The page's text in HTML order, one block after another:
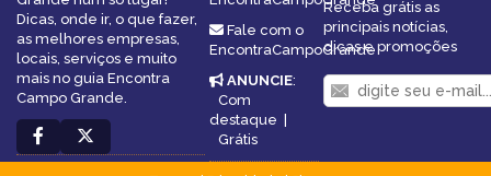
Dicas, onde ir, o que fazer,
as melhores empresas,
locais, serviços e muito
mais no guia Encontra
Campo Grande.
Fale com o
EncontraCampoGrande
ANUNCIE:
Com
destaque |
Grátis
Receba grátis as
principais notícias,
dicas e promoções